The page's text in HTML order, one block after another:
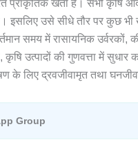
प्राकृतिक खेती है। सभी कृषि
इसलिए उसे सीधे तौर पर कुछ
समय में रासायनिक
उत्पादों की गुणवत्ता में
के लिए द्रवजीवामृत तथा
Group